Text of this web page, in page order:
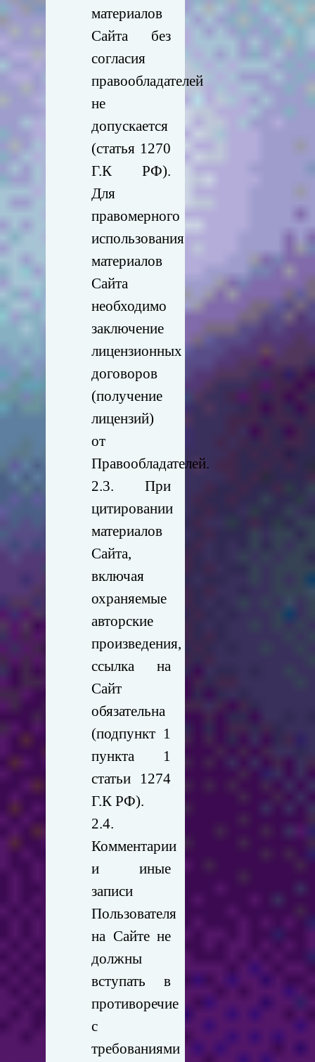
материалов
Сайта без
согласия
правообладателей
не
допускается
(статья 1270
Г.К РФ).
Для
правомерного
использования
материалов
Сайта
необходимо
заключение
лицензионных
договоров
(получение
лицензий)
от
Правообладателей.
2.3. При
цитировании
материалов
Сайта,
включая
охраняемые
авторские
произведения,
ссылка на
Сайт
обязательна
(подпункт 1
пункта 1
статьи 1274
Г.К РФ).
2.4.
Комментарии
и иные
записи
Пользователя
на Сайте не
должны
вступать в
противоречие
с
требованиями